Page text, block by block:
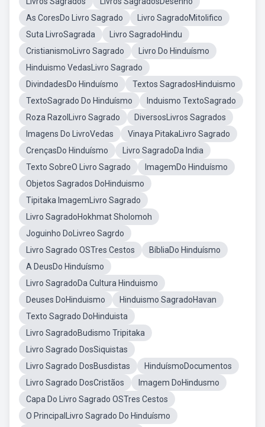
As CoresDo Livro Sagrado
Livro SagradoMitolifico
Suta LivroSagrada
Livro SagradoHindu
CristianismoLivro Sagrado
Livro Do Hinduísmo
Hinduismo VedasLivro Sagrado
DivindadesDo Hinduísmo
Textos SagradosHinduismo
TextoSagrado Do Hinduísmo
Induismo TextoSagrado
Roza RazolLivro Sagrado
DiversosLivros Sagrados
Imagens Do LivroVedas
Vinaya PitakaLivro Sagrado
CrençasDo Hinduísmo
Livro SagradoDa India
Texto SobreO Livro Sagrado
ImagemDo Hinduísmo
Objetos Sagrados DoHinduismo
Tipitaka ImagemLivro Sagrado
Livro SagradoHokhmat Sholomoh
Joguinho DoLivreo Sagrdo
Livro Sagrado OSTres Cestos
BíbliaDo Hinduísmo
A DeusDo Hinduísmo
Livro SagradoDa Cultura Hinduismo
Deuses DoHinduismo
Hinduismo SagradoHavan
Texto Sagrado DoHinduista
Livro SagradoBudismo Tripitaka
Livro Sagrado DosSiquistas
Livro Sagrado DosBusdistas
HinduísmoDocumentos
Livro Sagrado DosCristãos
Imagem DoHindusmo
Capa Do Livro Sagrado OSTres Cestos
O PrincipalLivro Sagrado Do Hinduísmo